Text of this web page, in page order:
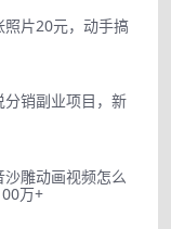
照片20元，动手搞
分销副业项目，新
沙雕动画视频怎么
万+